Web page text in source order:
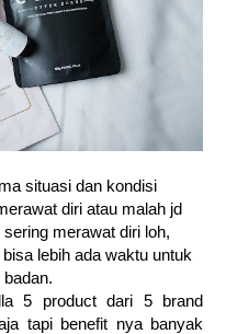
situasi dan kondisi
diri atau malah jd
merawat diri loh,
lebih ada waktu untuk
5 product dari 5 brand
tapi benefit nya banyak